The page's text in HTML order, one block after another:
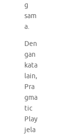
g
sam
a.
Den
gan
kata
lain,
Pra
gma
tic
Play
jela